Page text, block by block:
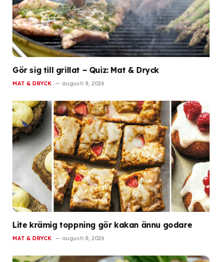
Gör sig till grillat – Quiz: Mat & Dryck
MAT & DRYCK augusti 8, 2026
Lite krämig toppning gör kakan ännu godare
MAT & DRYCK augusti 8, 2026